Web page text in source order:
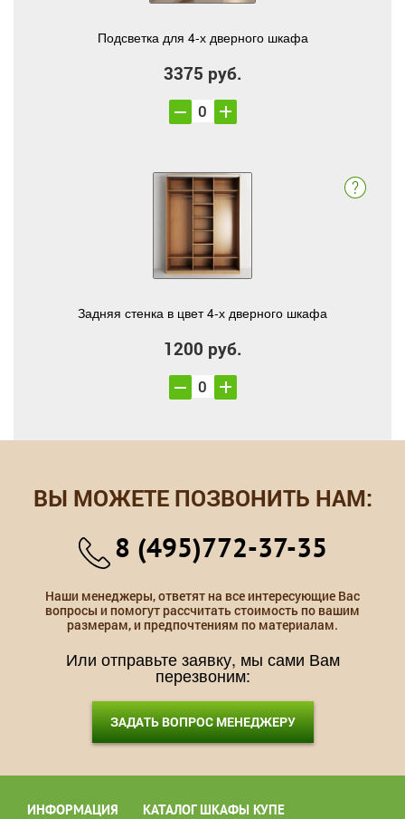
Подсветка для 4-х дверного шкафа
3375 руб.
Задняя стенка в цвет 4-х дверного шкафа
1200 руб.
ВЫ МОЖЕТЕ ПОЗВОНИТЬ НАМ:
8 (495)772-37-35
Наши менеджеры, ответят на все интересующие Вас
вопросы и помогут рассчитать стоимость по вашим
размерам, и предпочтениям по материалам.
Или отправьте заявку, мы сами Вам
перезвоним:
ЗАДАТЬ ВОПРОС МЕНЕДЖЕРУ
ИНФОРМАЦИЯ КАТАЛОГ ШКАФЫ КУПЕ